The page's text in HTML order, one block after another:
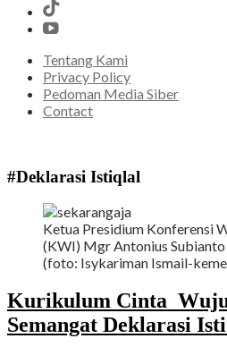
Tentang Kami
Privacy Policy
Pedoman Media Siber
Contact
#Deklarasi Istiqlal
Ketua Presidium Konferensi
(KWI) Mgr Antonius Subianto
(foto: Isykariman Ismail-
Kurikulum Cinta
Semangat Deklarasi